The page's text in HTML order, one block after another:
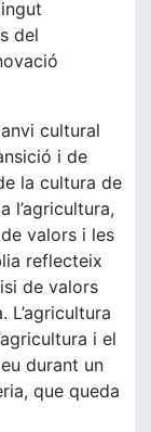
del
cultural
i de
la cultura de
l’agricultura,
valors i les
reflecteix
de valors
L’agricultura
i el
durant un
que queda